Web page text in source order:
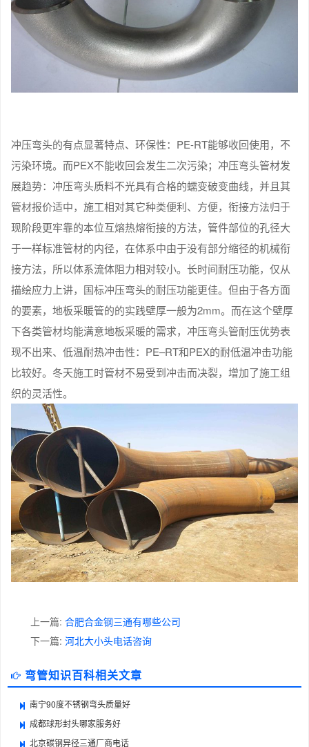
冲压弯头的有点显著特点、环保性：PE-RT能够收回使用，不
污染环境。而PEX不能收回会发生二次污染；冲压弯头管材发
展趋势：冲压弯头质料不光具有合格的蠕变破变曲线，并且其
管材报价适中，施工相对其它种类便利、方便，衔接方法归于
现阶段更牢靠的本位互熔热熔衔接的方法，管件部位的孔径大
于一样标准管材的内径，在体系中由于没有部分缩径的机械衔
接方法，所以体系流体阻力相对较小。长时间耐压功能，仅从
描绘应力上讲，国标冲压弯头的耐压功能更佳。但由于各方面
的要素，地板采暖管的的实践壁厚一般为2mm。而在这个壁厚
下各类管材均能满意地板采暖的需求，冲压弯头管耐压优势表
现不出来、低温耐热冲击性：PE–RT和PEX的耐低温冲击功能
比较好。冬天施工时管材不易受到冲击而决裂，增加了施工组
织的灵活性。
上一篇: 合肥合金钢三通有哪些公司
下一篇: 河北大小头电话咨询
弯管知识百科相关文章
南宁90度不锈钢弯头质量好
成都球形封头哪家服务好
北京碳钢异径三通厂商电话